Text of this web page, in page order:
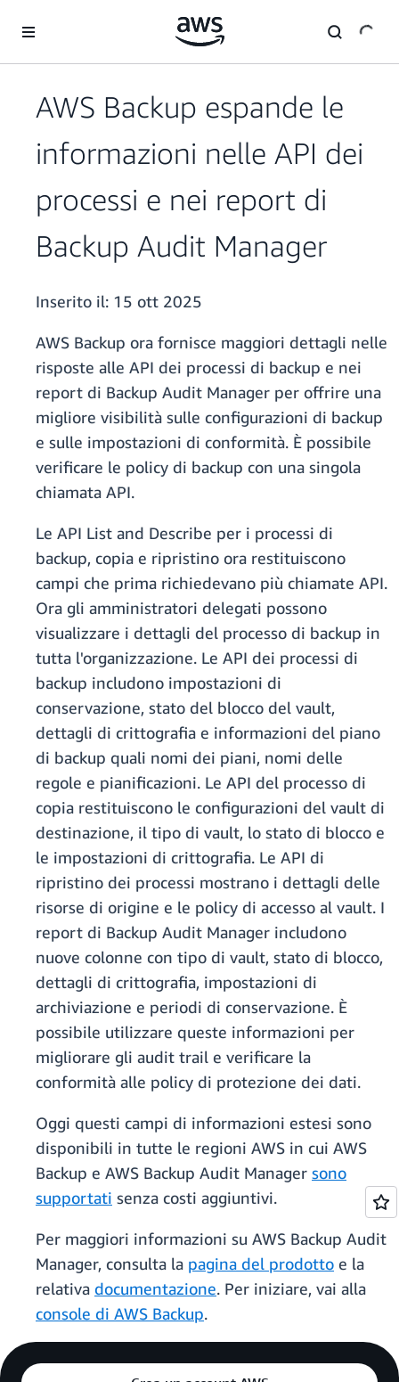
AWS Backup espande le
informazioni nelle API dei
processi e nei report di
Backup Audit Manager
Inserito il: 15 ott 2025
AWS Backup ora fornisce maggiori dettagli nelle
risposte alle API dei processi di backup e nei
report di Backup Audit Manager per offrire una
migliore visibilità sulle configurazioni di backup
e sulle impostazioni di conformità. È possibile
verificare le policy di backup con una singola
chiamata API.
Le API List and Describe per i processi di
backup, copia e ripristino ora restituiscono
campi che prima richiedevano più chiamate API.
Ora gli amministratori delegati possono
visualizzare i dettagli del processo di backup in
tutta l'organizzazione. Le API dei processi di
backup includono impostazioni di
conservazione, stato del blocco del vault,
dettagli di crittografia e informazioni del piano
di backup quali nomi dei piani, nomi delle
regole e pianificazioni. Le API del processo di
copia restituiscono le configurazioni del vault di
destinazione, il tipo di vault, lo stato di blocco e
le impostazioni di crittografia. Le API di
ripristino dei processi mostrano i dettagli delle
risorse di origine e le policy di accesso al vault. I
report di Backup Audit Manager includono
nuove colonne con tipo di vault, stato di blocco,
dettagli di crittografia, impostazioni di
archiviazione e periodi di conservazione. È
possibile utilizzare queste informazioni per
migliorare gli audit trail e verificare la
conformità alle policy di protezione dei dati.
Oggi questi campi di informazioni estesi sono
disponibili in tutte le regioni AWS in cui AWS
Backup e AWS Backup Audit Manager sono
supportati senza costi aggiuntivi.
Per maggiori informazioni su AWS Backup Audit
Manager, consulta la pagina del prodotto e la
relativa documentazione. Per iniziare, vai alla
console di AWS Backup.